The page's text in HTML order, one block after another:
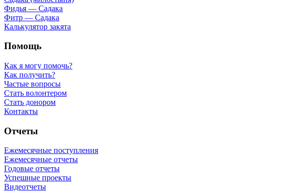
Фидья — Садака
Фитр — Садака
Калькулятор закята
Помощь
Как я могу помочь?
Как получить?
Частые вопросы
Стать волонтером
Стать донором
Контакты
Отчеты
Ежемесячные поступления
Ежемесячные отчеты
Годовые отчеты
Успешные проекты
Видеотчеты